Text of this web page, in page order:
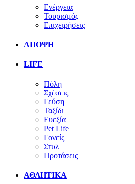
Ενέργεια
Τουρισμός
Επιχειρήσεις
ΑΠΟΨΗ
LIFE
Πόλη
Σχέσεις
Γεύση
Ταξίδι
Ευεξία
Pet Life
Γονείς
Στυλ
Προτάσεις
ΑΘΛΗΤΙΚΑ